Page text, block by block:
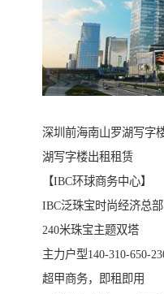
深圳前海南山罗湖写字
湖写字楼出租租赁
【IBC环球商务中心】
IBC泛珠宝时尚经济总部
240米珠宝主题双塔
主力户型140-310-650-
超甲商务，即租即用